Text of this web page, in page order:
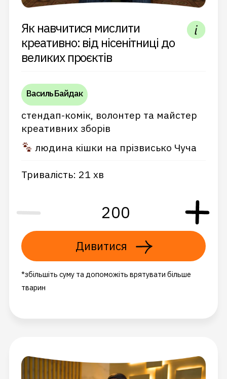
Як навчитися мислити
креативно: від нісенітниці до
великих проєктів
Василь Байдак
стендап-комік, волонтер та майстер
креативних зборів
людина кішки на прізвисько Чуча
Тривалість: 21 хв
Дивитися
*збільшіть суму та допоможіть врятувати більше
тварин